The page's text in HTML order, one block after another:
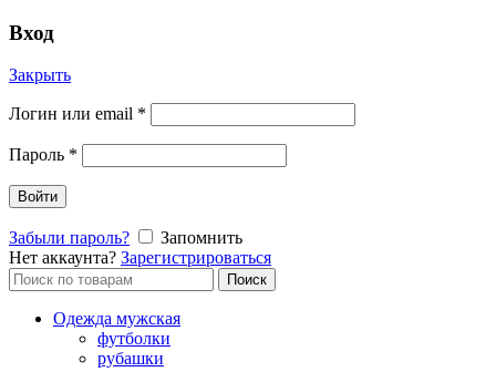
Вход
Закрыть
Логин или email *
Пароль *
Войти
Забыли пароль?
Запомнить
Нет аккаунта? Зарегистрироваться
Поиск
по:
Поиск
Одежда мужская
футболки
рубашки